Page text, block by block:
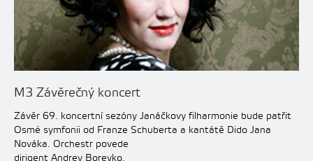
M3 Závěrečný koncert
Závěr 69. koncertní sezóny Janáčkovy filharmonie bude patřit
Osmé symfonii od Franze Schuberta a kantátě Dido Jana
Nováka. Orchestr povede
dirigent Andrey Boreyko.